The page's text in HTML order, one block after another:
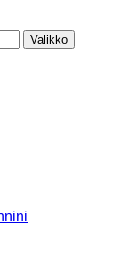
Valikko